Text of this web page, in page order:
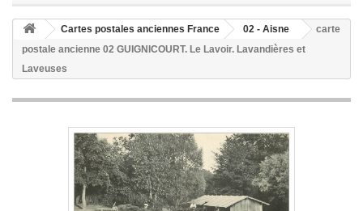
Cartes postales anciennes France 02 - Aisne
carte
postale ancienne 02 GUIGNICOURT. Le Lavoir. Lavandières et
Laveuses